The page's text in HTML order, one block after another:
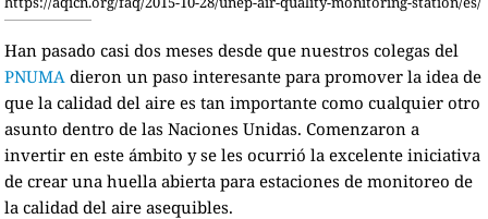
Han pasado casi dos meses desde que nuestros colegas del
PNUMA dieron un paso interesante para promover la idea de
que la calidad del aire es tan importante como cualquier otro
asunto dentro de las Naciones Unidas. Comenzaron a
invertir en este ámbito y se les ocurrió la excelente iniciativa
de crear una huella abierta para estaciones de monitoreo de
la calidad del aire asequibles.